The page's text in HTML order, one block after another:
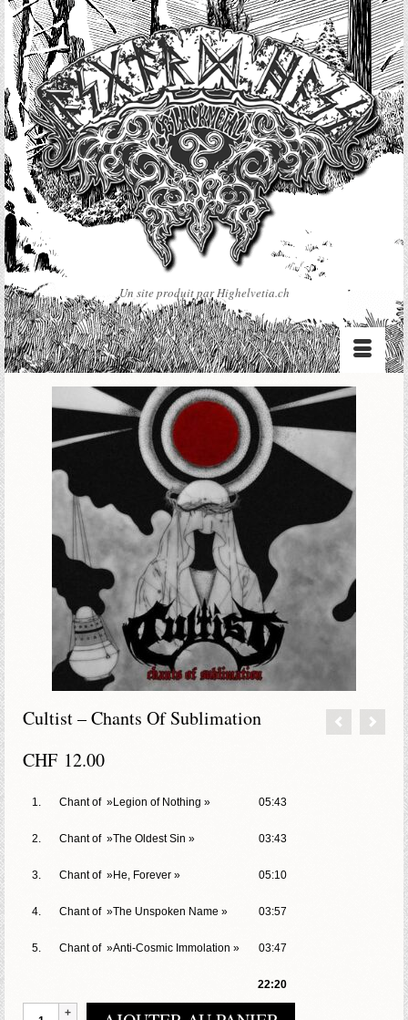
Un site produit par Highelvetia.ch
Cultist – Chants Of Sublimation
CHF 12.00
1. Chant of »Legion of Nothing » 05:43
2. Chant of »The Oldest Sin » 03:43
3. Chant of »He, Forever » 05:10
4. Chant of »The Unspoken Name » 03:57
5. Chant of »Anti-Cosmic Immolation » 03:47
22:20